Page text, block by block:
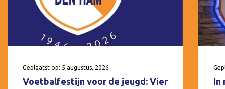
Geplaatst op: 5 augustus, 2026
Voetbalfestijn voor de jeugd: Vier
In